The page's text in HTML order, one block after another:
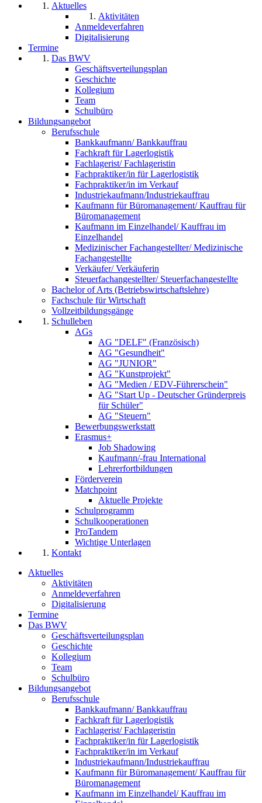
Aktuelles
Aktivitäten
Anmeldeverfahren
Digitalisierung
Termine
Das BWV
Geschäftsverteilungsplan
Geschichte
Kollegium
Team
Schulbüro
Bildungsangebot
Berufsschule
Bankkaufmann/ Bankkauffrau
Fachkraft für Lagerlogistik
Fachlagerist/ Fachlageristin
Fachpraktiker/in für Lagerlogistik
Fachpraktiker/in im Verkauf
Industriekaufmann/Industriekauffrau
Kaufmann für Büromanagement/ Kauffrau für
Büromanagement
Kaufmann im Einzelhandel/ Kauffrau im
Einzelhandel
Medizinischer Fachangestellter/ Medizinische
Fachangestellte
Verkäufer/ Verkäuferin
Steuerfachangestellter/ Steuerfachangestellte
Bachelor of Arts (Betriebswirtschaftslehre)
Fachschule für Wirtschaft
Vollzeitbildungsgänge
Schulleben
AGs
AG "DELF" (Französisch)
AG "Gesundheit"
AG "JUNIOR"
AG "Kunstprojekt"
AG "Medien / EDV-Führerschein"
AG "Start Up - Deutscher Gründerpreis
für Schüler"
AG "Steuern"
Bewerbungswerkstatt
Erasmus+
Job Shadowing
Kaufmann/-frau International
Lehrerfortbildungen
Förderverein
Matchpoint
Aktuelle Projekte
Schulprogramm
Schulkooperationen
ProTandem
Wichtige Unterlagen
Kontakt
Aktuelles
Aktivitäten
Anmeldeverfahren
Digitalisierung
Termine
Das BWV
Geschäftsverteilungsplan
Geschichte
Kollegium
Team
Schulbüro
Bildungsangebot
Berufsschule
Bankkaufmann/ Bankkauffrau
Fachkraft für Lagerlogistik
Fachlagerist/ Fachlageristin
Fachpraktiker/in für Lagerlogistik
Fachpraktiker/in im Verkauf
Industriekaufmann/Industriekauffrau
Kaufmann für Büromanagement/ Kauffrau für
Büromanagement
Kaufmann im Einzelhandel/ Kauffrau im